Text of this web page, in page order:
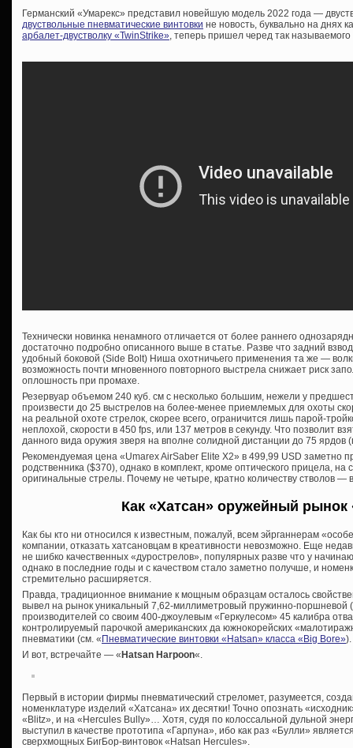
Германский «Умарекс» представил новейшую модель 2022 года —
двуствольные пневматические винтовки не новость, буквально на днях
арбалет-двустволку «TwinStrike» , теперь пришел черед так
Технически новинка ненамного отличается от более раннего
достаточно подробно описанного выше в статье. Разве что задний
удобный боковой (Side Bolt) Ниша охотничьего применения та же —
возможность почти мгновенного повторного выстрела снижает риск
оплошность при промахе.
Резервуар объемом 240 куб. см с несколько большим, нежели у
произвести до 25 выстрелов на более-менее приемлемых для охоты
на реальной охоте стрелок, скорее всего, ограничится лишь парой-
неплохой, скорости в 450 fps, или 137 метров в секунду. Что позволит
данного вида оружия зверя на вполне солидной дистанции до 75 ярдов
Рекомендуемая цена «Umarex AirSaber Elite X2» в 499,99 USD заметно
родственника ($370), однако в комплект, кроме оптического прицела,
оригинальные стрелы. Почему не четыре, кратно количеству стволов —
Как «Хатсан» оружейный рынок
Как бы кто ни относился к известным, пожалуй, всем эйрганнерам
компании, отказать хатсановцам в креативности невозможно. Еще
не шибко качественных «дурострелов», популярных разве что у
однако в последние годы и с качеством стало заметно получше, и
стремительно расширяется.
Правда, традиционное внимание к мощным образцам осталось
вывел на рынок уникальный 7,62-миллиметровый пружинно-поршневой
производителей со своим 400-джоулевым «Геркулесом» 45 калибра
контролируемый парочкой американских да южнокорейских
пневматики (см. «Пневматические винтовки «Hatsan» класса «Big Bore»).
И вот, встречайте — «Hatsan Harpoon«.
Первый в истории фирмы пневматический стреломет, разумеется,
номенклатуре изделий «Хатсана» их десятки! Точно опознать
«Blitz», и на «Hercules Bully»… Хотя, судя по колоссальной дульной
выступил в качестве прототипа «Гарпуна», ибо как раз «Булли»
сверхмощных БигБор-винтовок «Hatsan Hercules».